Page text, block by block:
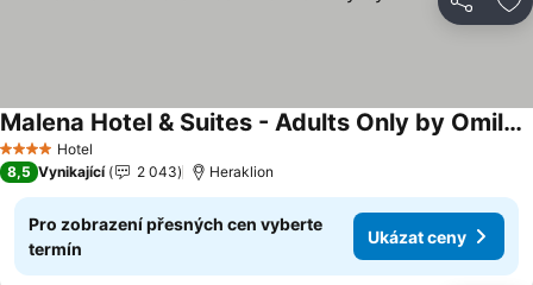
Sdílet
4 Počet hvězdiček
Hotel
Malena Hotel & Suites - Adults Only by Omilos Hotels
Ukázat ceny
8,5 Vynikající 2 043 Heraklion
Pro zobrazení přesných cen vyberte
termín
Ukázat ceny